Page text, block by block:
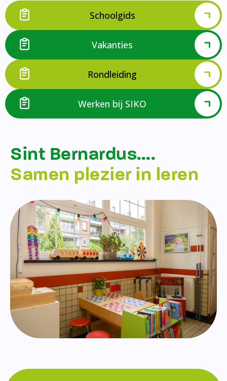
Schoolgids
Vakanties
Rondleiding
Werken bij SIKO
Sint Bernardus….
Samen plezier in leren